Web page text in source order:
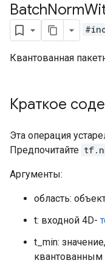
BatchNorm
Квантованная
Краткое
Эта операция
Предпочитайте
Аргументы:
область:
t: входной 4D-
t_min:
квантованным